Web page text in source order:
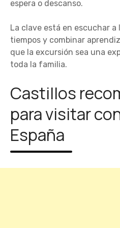
espera o descanso.
La clave está en escuchar
tiempos y combinar
que la excursión sea una
toda la familia.
Castillos
para visitar
España